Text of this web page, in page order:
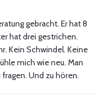
gebracht. Er hat 8
hat drei gestrichen.
Kein Schwindel. Keine
mich wie neu. Man
Und zu hören.